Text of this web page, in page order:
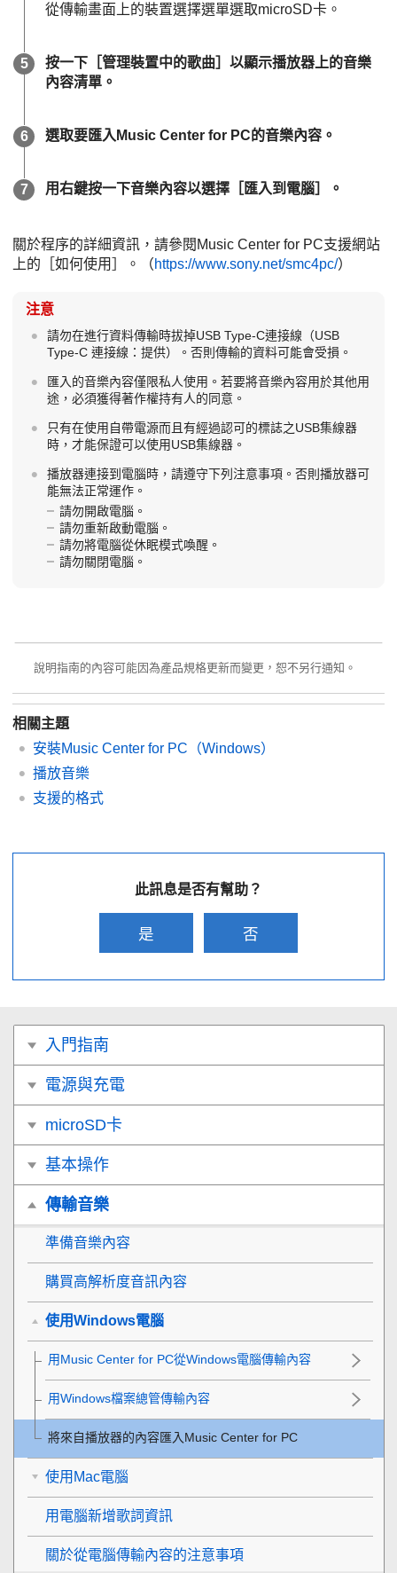
從傳輸畫面上的裝置選擇選單選取microSD卡。
按一下［管理裝置中的歌曲］以顯示播放器上的音樂
內容清單。
選取要匯入Music Center for PC的音樂內容。
用右鍵按一下音樂內容以選擇［匯入到電腦］。
關於程序的詳細資訊，請參閱Music Center for PC支援網站
上的［如何使用］。（https://www.sony.net/smc4pc/）
注意
請勿在進行資料傳輸時拔掉USB Type-C連接線（USB
Type-C 連接線：提供）。否則傳輸的資料可能會受損。
匯入的音樂內容僅限私人使用。若要將音樂內容用於其他用
途，必須獲得著作權持有人的同意。
只有在使用自帶電源而且有經過認可的標誌之USB集線器
時，才能保證可以使用USB集線器。
播放器連接到電腦時，請遵守下列注意事項。否則播放器可
能無法正常運作。
請勿開啟電腦。
請勿重新啟動電腦。
請勿將電腦從休眠模式喚醒。
請勿關閉電腦。
說明指南的內容可能因為產品規格更新而變更，恕不另行通知。
相關主題
安裝Music Center for PC（Windows）
播放音樂
支援的格式
此訊息是否有幫助？
是 否
入門指南
電源與充電
microSD卡
基本操作
傳輸音樂
準備音樂內容
購買高解析度音訊內容
使用Windows電腦
用Music Center for PC從Windows電腦傳輸內容
用Windows檔案總管傳輸內容
將來自播放器的內容匯入Music Center for PC
使用Mac電腦
用電腦新增歌詞資訊
關於從電腦傳輸內容的注意事項